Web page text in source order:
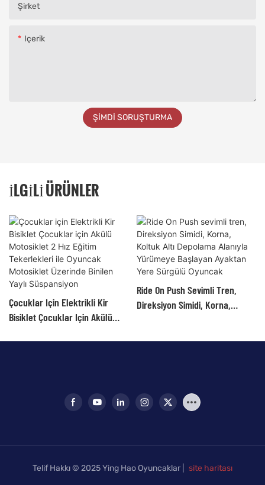
Şirket
Içerik
ŞIMDI SORUŞTURMA
İLGILI ÜRÜNLER
Çocuklar Için Elektrikli Kir
Bisiklet Çocuklar Için Akülü
Ride On Push Sevimli Tren,
Direksiyon Simidi, Korna,
Telif Hakkı © 2025 Ying Hao Oyuncaklar | site haritası